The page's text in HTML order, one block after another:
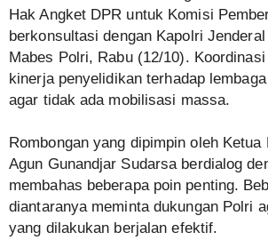
Hak Angket DPR untuk Komisi
berkonsultasi dengan Kapolri
Mabes Polri, Rabu (12/10).
kinerja penyelidikan terhadap
agar tidak ada mobilisasi massa.
Rombongan yang dipimpin oleh
Agun Gunandjar Sudarsa berdialog
membahas beberapa poin penting.
diantaranya meminta dukungan Polri
yang dilakukan berjalan efektif.